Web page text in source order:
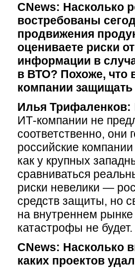
CNews: Насколько
востребованы
продвижения
оцениваете риски
информации в
в ВТО? Похоже, что
компании
Илья Трифаленков:
ИТ-компании не
соответственно, они
российские
как у крупных
сравниваться
риски невелики —
средств защиты, но
на внутреннем
катастрофы не будет.
CNews: Насколько
каких проектов